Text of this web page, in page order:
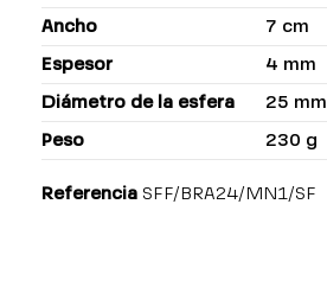
Ancho 7 cm
Espesor 4 mm
Diámetro de la esfera 25 mm
Peso 230 g
Referencia SFF/BRA24/MN1/SF